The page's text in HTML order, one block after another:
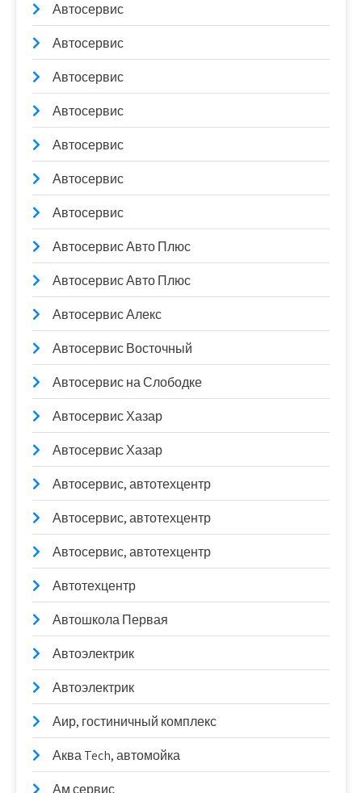
Автосервис
Автосервис
Автосервис
Автосервис
Автосервис
Автосервис
Автосервис
Автосервис Авто Плюс
Автосервис Авто Плюс
Автосервис Алекс
Автосервис Восточный
Автосервис на Слободке
Автосервис Хазар
Автосервис Хазар
Автосервис, автотехцентр
Автосервис, автотехцентр
Автосервис, автотехцентр
Автотехцентр
Автошкола Первая
Автоэлектрик
Автоэлектрик
Аир, гостиничный комплекс
Аква Tech, автомойка
Ам сервис